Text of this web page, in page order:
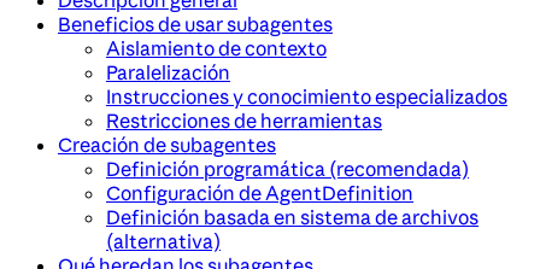
Beneficios de usar subagentes
Aislamiento de contexto
Paralelización
Instrucciones y conocimiento especializados
Restricciones de herramientas
Creación de subagentes
Definición programática (recomendada)
Configuración de AgentDefinition
Definición basada en sistema de archivos
(alternativa)